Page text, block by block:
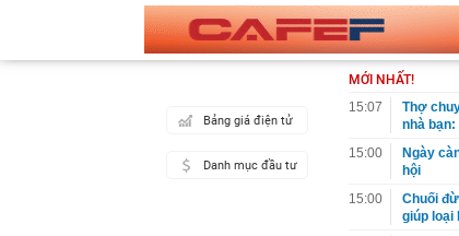
Bảng giá điện tử
Danh mục đầu tư
MỚI NHẤT!
15:07
Thợ
nhà
15:00
Ngày
hội
15:00
Chuối
giúp loại